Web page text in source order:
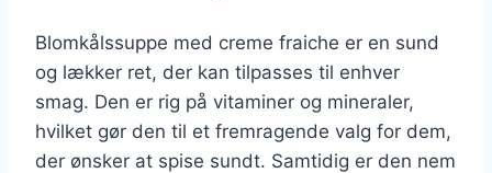
Blomkålssuppe med creme fraiche er en sund
og lækker ret, der kan tilpasses til enhver
smag. Den er rig på vitaminer og mineraler,
hvilket gør den til et fremragende valg for dem,
der ønsker at spise sundt. Samtidig er den nem